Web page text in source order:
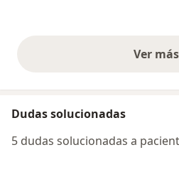
Ver más
Dudas solucionadas
5 dudas solucionadas a